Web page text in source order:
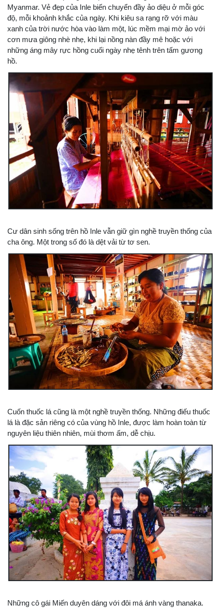
Myanmar. Vẻ đẹp của Inle biến chuyển đầy ảo diệu ở mỗi góc
độ, mỗi khoảnh khắc của ngày. Khi kiêu sa rạng rỡ với màu
xanh của trời nước hòa vào làm một, lúc mềm mại mờ ảo với
cơn mưa giông nhè nhẹ, khi lại nồng nàn đầy mê hoặc với
những áng mây rực hồng cuối ngày nhẹ tênh trên tấm gương
hồ.
Cư dân sinh sống trên hồ Inle vẫn giữ gìn nghề truyền thống của
cha ông. Một trong số đó là dệt vải từ tơ sen.
Cuốn thuốc lá cũng là một nghề truyền thống. Những điếu thuốc
lá là đặc sản riêng có của vùng hồ Inle, được làm hoàn toàn từ
nguyên liệu thiên nhiên, mùi thơm ấm, dễ chịu.
Những cô gái Miến duyên dáng với đôi má ánh vàng thanaka.